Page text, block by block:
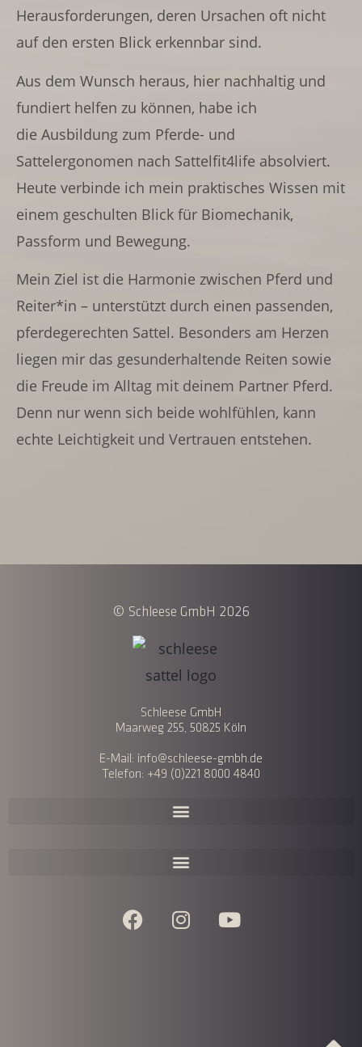
Herausforderungen, deren Ursachen oft nicht
auf den ersten Blick erkennbar sind.
Aus dem Wunsch heraus, hier nachhaltig und
fundiert helfen zu können, habe ich
die Ausbildung zum Pferde- und
Sattelergonomen nach Sattelfit4life absolviert.
Heute verbinde ich mein praktisches Wissen mit
einem geschulten Blick für Biomechanik,
Passform und Bewegung.
Mein Ziel ist die Harmonie zwischen Pferd und
Reiter*in – unterstützt durch einen passenden,
pferdegerechten Sattel. Besonders am Herzen
liegen mir das gesunderhaltende Reiten sowie
die Freude im Alltag mit deinem Partner Pferd.
Denn nur wenn sich beide wohlfühlen, kann
echte Leichtigkeit und Vertrauen entstehen.
© Schleese GmbH 2026
Schleese GmbH
Maarweg 255, 50825 Köln
E-Mail: info@schleese-gmbh.de
Telefon: +49 (0)221 8000 4840